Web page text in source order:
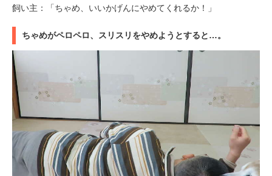
飼い主：「ちゃめ、いいかげんにやめてくれるか！」
ちゃめがペロペロ、スリスリをやめようとすると…。
閉じる
PECOアプリをダウンロード済みの方
アプリで開く